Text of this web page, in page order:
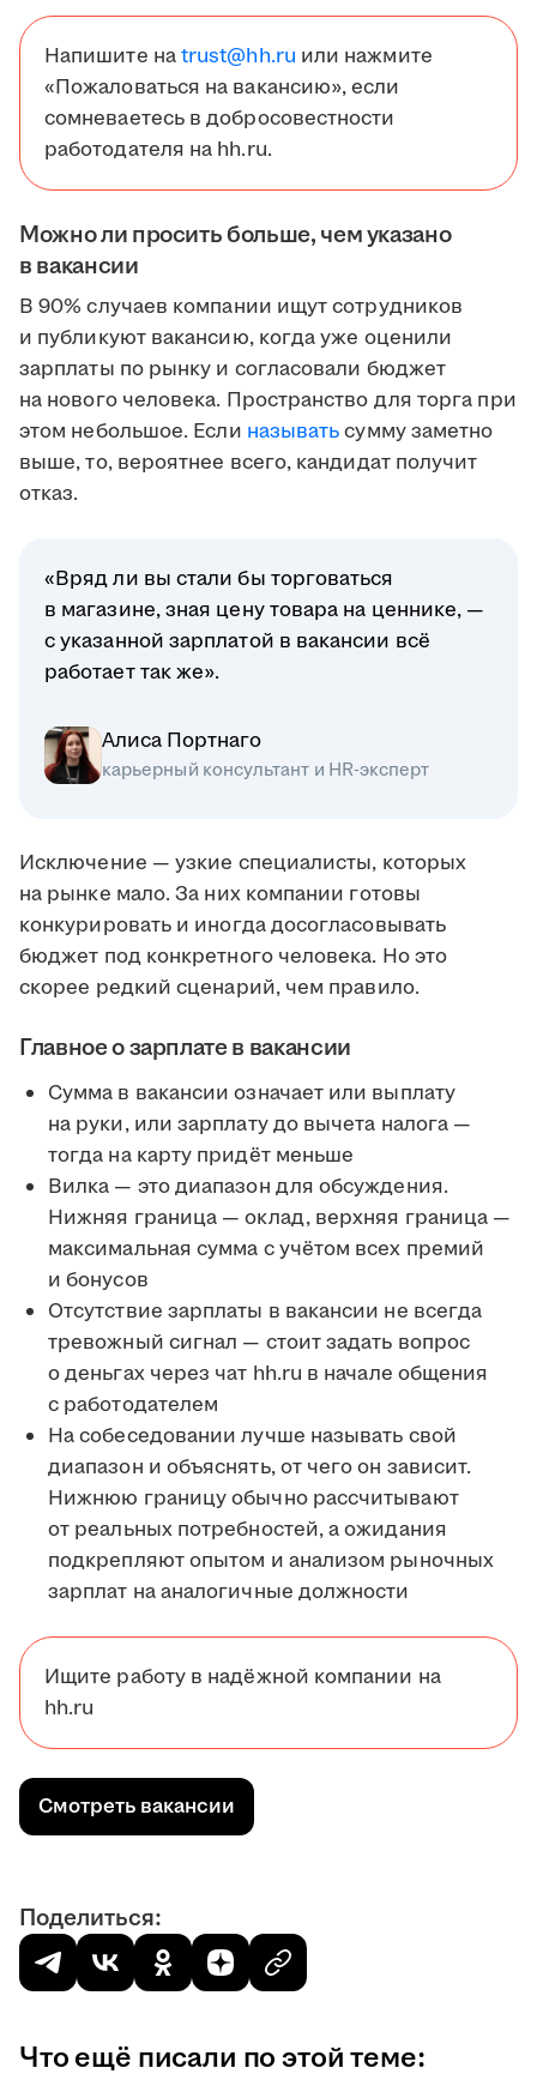
Напишите наtrust@hh.ru или нажмите
«Пожаловаться на вакансию», если
сомневаетесь в добросовестности
работодателя на hh.ru.
Можно ли просить больше, чем указано
в вакансии
В 90% случаев компании ищут сотрудников
и публикуют вакансию, когда уже оценили
зарплаты по рынку и согласовали бюджет
на нового человека. Пространство для торга при
этом небольшое. Если называтьсумму заметно
выше, то, вероятнее всего, кандидат получит
отказ.
«Вряд ли вы стали бы торговаться
в магазине, зная цену товара на ценнике, —
с указанной зарплатой в вакансии всё
работает так же».
Алиса Портнаго
карьерный консультант и HR-эксперт
Исключение — узкие специалисты, которых
на рынке мало. За них компании готовы
конкурировать и иногда досогласовывать
бюджет под конкретного человека. Но это
скорее редкий сценарий, чем правило.
Главное о зарплате в вакансии
Сумма в вакансии означает или выплату
на руки, или зарплату до вычета налога —
тогда на карту придёт меньше
Вилка — это диапазон для обсуждения.
Нижняя граница — оклад, верхняя граница —
максимальная сумма с учётом всех премий
и бонусов
Отсутствие зарплаты в вакансии не всегда
тревожный сигнал — стоит задать вопрос
о деньгах через чат hh.ru в начале общения
с работодателем
На собеседовании лучше называть свой
диапазон и объяснять, от чего он зависит.
Нижнюю границу обычно рассчитывают
от реальных потребностей, а ожидания
подкрепляют опытом и анализом рыночных
зарплат на аналогичные должности
Ищите работу в надёжной компании на
hh.ru
Смотреть вакансии
Поделиться:
Что ещё писали по этой теме: